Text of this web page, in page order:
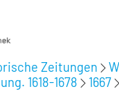
Zeitungen
1618-1678
1667